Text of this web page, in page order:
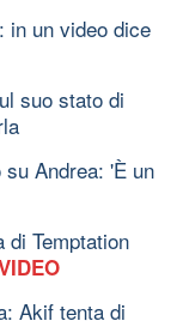
in un video dice
suo stato di
Andrea: 'È un
di Temptation
Akif tenta di